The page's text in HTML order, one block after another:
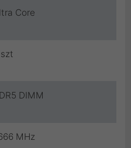
Core
DIMM
MHz